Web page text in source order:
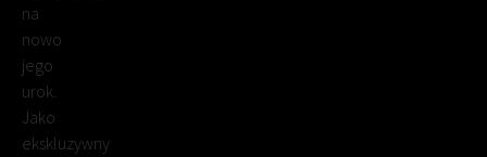
na
nowo
jego
urok.
Jako
ekskluzywny